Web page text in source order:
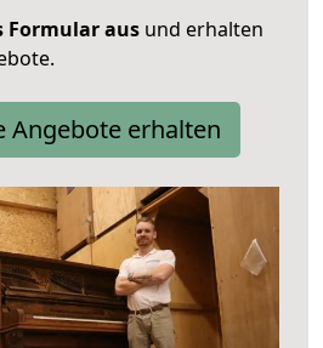
Formular aus und erhalten
Angebote erhalten